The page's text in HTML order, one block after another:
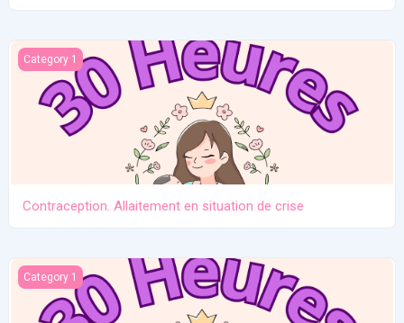
Contraception. Allaitement en situation de crise
Category 1
Contraception. Allaitement en situation de crise
Allaitement travail et séparation
Category 1